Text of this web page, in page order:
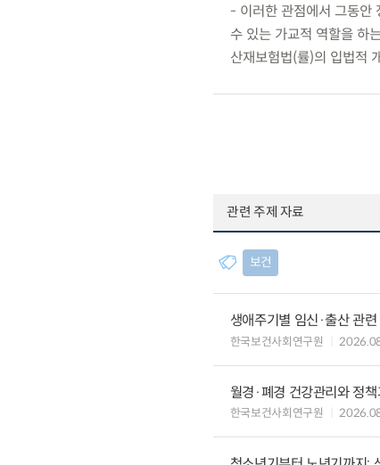
- 이러한 관점에서 그동안
수 있는 가교적 역할을 하
산재보험법(률)의 입법적
관련 주제 자료
보건
생애주기별 임신·출산 관
한국보건사회연구원
월경·폐경 건강관리와 정책
한국보건사회연구원